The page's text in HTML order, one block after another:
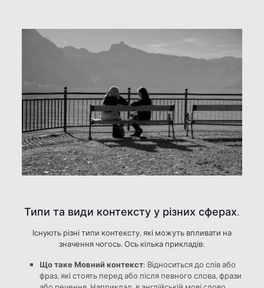
Типи та види контексту у різних сферах.
Існують різні типи контексту, які можуть впливати на
значення чогось. Ось кілька прикладів:
Що таке Мовний контекст: Відноситься до слів або
фраз, які стоять перед або після певного слова, фрази